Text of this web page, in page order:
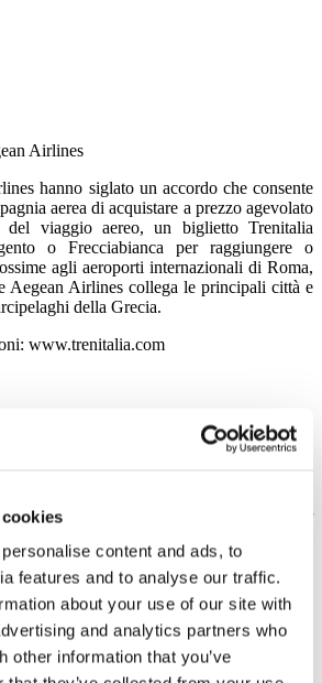
content and ads, to
features and to analyse our traffic.
about your use of our site with
and analytics partners who
other information that you’ve
Airlines
hanno siglato un accordo che consente
aerea di acquistare a prezzo agevolato
del viaggio aereo, un biglietto Trenitalia
o Frecciabianca per raggiungere o
agli aeroporti internazionali di Roma,
Aegean Airlines collega le principali città e
della Grecia.
www.trenitalia.com
di uno e una corsia preferenziale per
il capoluogo emiliano con le